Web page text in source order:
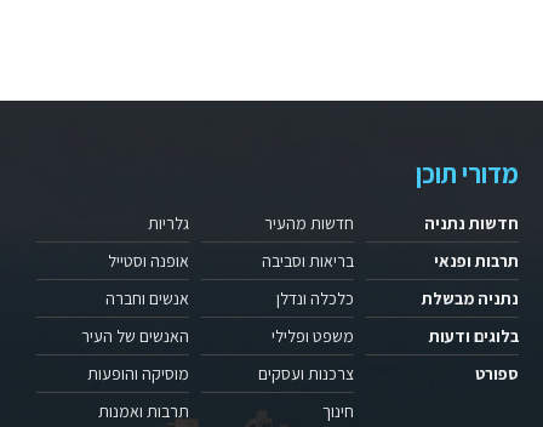
מדורי תוכן
חדשות נתניה
תרבות ופנאי
נתניה מבשלת
בלוגים ודעות
ספורט
חדשות מהעיר
בריאות וסביבה
כלכלה ונדלן
משפט ופלילי
צרכנות ועסקים
חינוך
גלריות
אופנה וסטייל
אנשים וחברה
האנשים של העיר
מוסיקה והופעות
תרבות ואמנות